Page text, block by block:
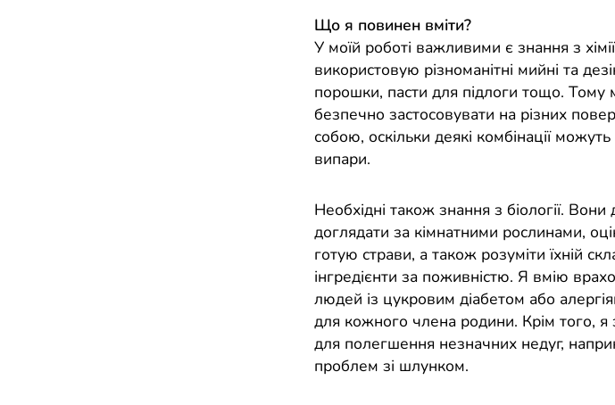
Що я повинен вміти?
У моїй роботі важливими є знання з
використовую різноманітні мийні та
порошки, пасти для підлоги тощо. Тому
безпечно застосовувати на різних
собою, оскільки деякі комбінації
випари.
Необхідні також знання з біології.
доглядати за кімнатними рослинами,
готую страви, а також розуміти їхній
інгредієнти за поживністю. Я вмію
людей із цукровим діабетом або
для кожного члена родини. Крім того,
для полегшення незначних недуг,
проблем зі шлунком.